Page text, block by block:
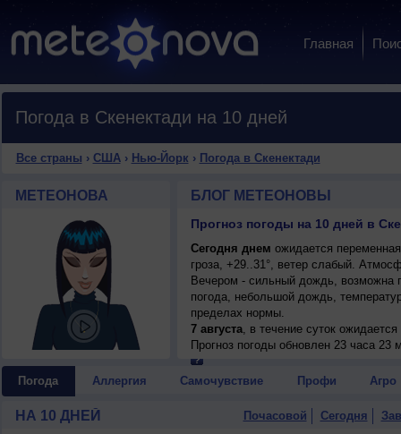
Главная
Погода в Скенектади на 10 дней
Все страны › США› Нью-Йорк › Погода в Скенектади
МЕТЕОНОВА БЛОГ МЕТЕОНОВЫ
Прогноз погоды на 10 дней в
Сегодня днем ожидается
гроза, +29..31°, ветер слабый.
Вечером - сильный дождь, возможна
погода, небольшой дождь,
пределах нормы.
7 августа, в течение суток
возможна гроза; ночью +20..22°,
8 августа
гроза; ночью +20..22°, днем +31..33°,
ночью +19..21°, днем +28..30°, ветер
10 августа, ожидается переменная
Прогноз погоды обновлен 23 часа 23
Погода Аллергия Самочувствие Профи Агро
НА 10 ДНЕЙ Почасовой Сегодня